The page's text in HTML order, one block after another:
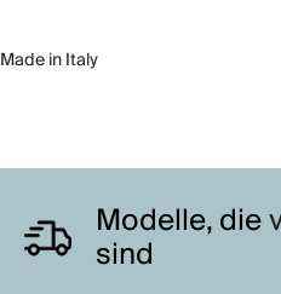
Made in Italy
Modelle, die
sind